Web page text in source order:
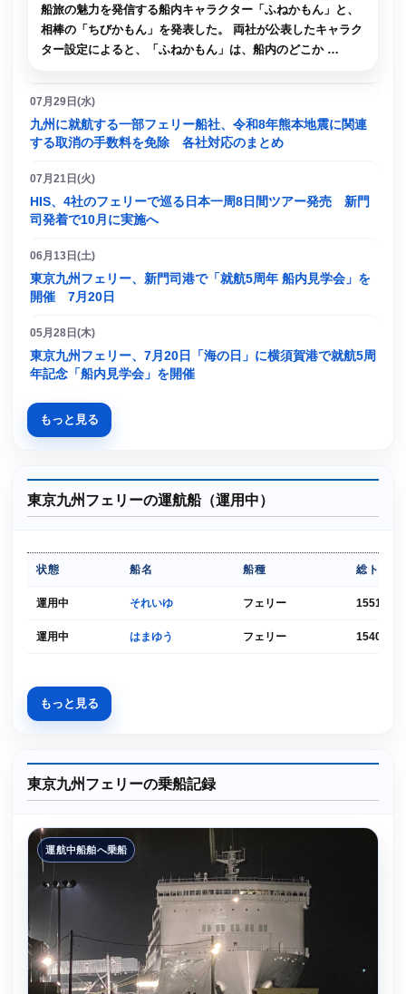
船旅の魅力を発信する船内キャラクター「ふねかもん」と、
相棒の「ちびかもん」を発表した。 両社が公表したキャラク
ター設定によると、「ふねかもん」は、船内のどこか …
07月29日(水)
九州に就航する一部フェリー船社、令和8年熊本地震に関連
する取消の手数料を免除 各社対応のまとめ
07月21日(火)
HIS、4社のフェリーで巡る日本一周8日間ツアー発売 新門
司発着で10月に実施へ
06月13日(土)
東京九州フェリー、新門司港で「就航5周年 船内見学会」を
開催 7月20日
05月28日(木)
東京九州フェリー、7月20日「海の日」に横須賀港で就航5周
年記念「船内見学会」を開催
もっと見る
東京九州フェリーの運航船（運用中）
状態 船名 船種 総トン数
運用中 それいゆ フェリー 15515ト
運用中 はまゆう フェリー 15400ト
もっと見る
東京九州フェリーの乗船記録
運航中船舶へ乗船